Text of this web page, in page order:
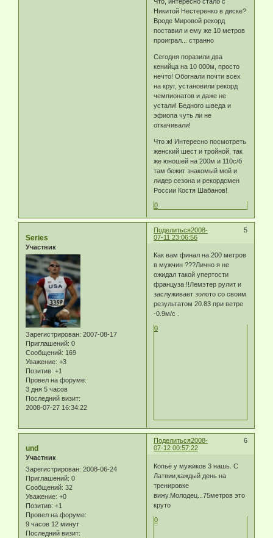
Никитой Нестеренко в диске?
Вроде Мировой рекорд
поставил и ему же 10 метров
проиграл... странно
Сегодня поразили два
кенийца на 10 000м, просто
нечто! Обогнали почти всех
на круг, установили рекорд
чемпионатов и даже не
устали! Бедного шведа и
эфиопа чуть ли не
откачивали!
Что ж! Интересно посмотреть
женский шест и тройной, так
же юношей на 200м и 110с/б
там бежит знакомый мой и
лидер сезона и рекордсмен
России Костя Шабанов!
0
Поделиться 5
2008-
07-11 23:06:56
Series
Участник
Зарегистрирован: 2007-08-17
Приглашений: 0
Сообщений: 169
Уважение: +3
Позитив: +1
Провел на форуме:
3 дня 5 часов
Последний визит:
2008-07-27 16:34:22
Как вам финал на 200 метров
в мужчин ???Лично я не
ожидал такой упертости
француза !!Лемэтер рулит и
заслуживает золото со своим
результатом 20.83 при ветре
-0.9м/c .
0
Поделиться 6
2008-
07-12 00:57:22
und
Участник
Зарегистрирован: 2008-06-24
Приглашений: 0
Сообщений: 32
Уважение: +0
Позитив: +1
Провел на форуме:
9 часов 12 минут
Последний визит:
Копьё у мужиков 3 нашь. С
Латвии,каждый день на
тренировке
вижу.Молодец...75метров это
круто
0